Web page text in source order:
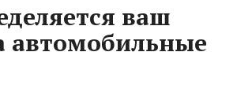
ваш
автомобильные